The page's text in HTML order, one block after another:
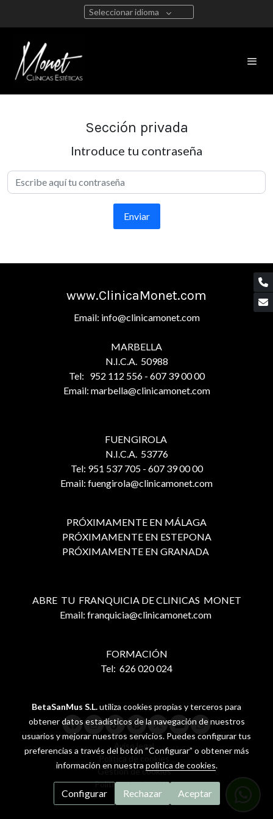
Seleccionar idioma
Sección privada
Introduce tu contraseña
Enviar
www.ClinicaMonet.com
Email: info@clinicamonet.com
MARBELLA
N.I.C.A. 50988
Tel: 952 112 556 - 607 39 00 00
Email: marbella@clinicamonet.com
FUENGIROLA
N.I.C.A. 53776
Tel: 951 537 705 - 607 39 00 00
Email: fuengirola@clinicamonet.com
PRÓXIMAMENTE EN MÁLAGA
PRÓXIMAMENTE EN ESTEPONA
PRÓXIMAMENTE EN GRANADA
ABRE TU FRANQUICIA DE CLINICAS MONET
Email: franquicia@clinicamonet.com
FORMACIÓN
Tel: 626 020 024
Aviso legal
Gestión de cookies
Política de privacidad
BetaSanMus S.L.utiliza cookies propias y terceros para
obtener datos estadísticos de la navegación de nuestros
usuarios y mejorar nuestros servicios. Puedes configurar tus
preferencias a través del botón “Configurar” o obtener más
información en nuestra política de cookies.
Configurar Rechazar Aceptar